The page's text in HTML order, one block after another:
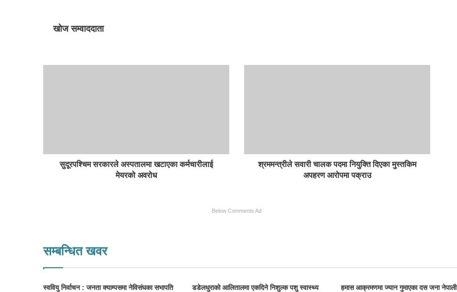
खोज सम्वाददाता
सुदूरपश्चिम सरकारले अस्पतालमा खटाएका कर्मचारीलाई
मेयरको अवरोध
श्रममन्त्रीले सवारी चालक पदमा नियुक्ति दिएका मुस्तकिम
अपहरण आरोपमा पक्राउ
Below Comments Ad
सम्बन्धित खवर
स्ववियु निर्वाचन : जनता क्याम्पसमा नेविसंघका सभापति
डडेलधुराको आलितालमा एकदिने निशुल्क पशु स्वास्थ्य
हमास आक्रमणमा ज्यान गुमाएका दस जना नेपाली